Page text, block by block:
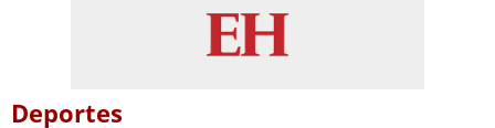
Deportes